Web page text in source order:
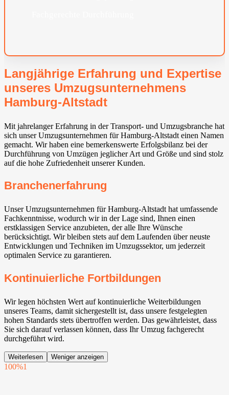
Langjährige Erfahrung und Expertise
unseres Umzugsunternehmens
Hamburg-Altstadt
Mit jahrelanger Erfahrung in der Transport- und Umzugsbranche hat
sich unser Umzugsunternehmen für Hamburg-Altstadt einen Namen
gemacht. Wir haben eine bemerkenswerte Erfolgsbilanz bei der
Durchführung von Umzügen jeglicher Art und Größe und sind stolz
auf die hohe Zufriedenheit unserer Kunden.
Branchenerfahrung
Unser Umzugsunternehmen für Hamburg-Altstadt hat umfassende
Fachkenntnisse, wodurch wir in der Lage sind, Ihnen einen
erstklassigen Service anzubieten, der alle Ihre Wünsche
berücksichtigt. Wir bleiben stets auf dem Laufenden über neuste
Entwicklungen und Techniken im Umzugssektor, um jederzeit
optimalen Service zu garantieren.
Kontinuierliche Fortbildungen
Wir legen höchsten Wert auf kontinuierliche Weiterbildungen
unseres Teams, damit sichergestellt ist, dass unsere festgelegten
hohen Standards stets übertroffen werden. Das gewährleistet, dass
Sie sich darauf verlassen können, dass Ihr Umzug fachgerecht
durchgeführt wird.
Weiterlesen Weniger anzeigen
100%1